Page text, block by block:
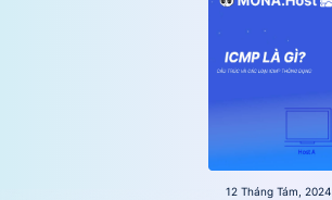
12 Tháng Tám, 2024